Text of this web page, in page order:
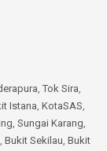
, Tok Sira,
Istana, KotaSAS,
, Sungai Karang,
, Bukit Sekilau, Bukit